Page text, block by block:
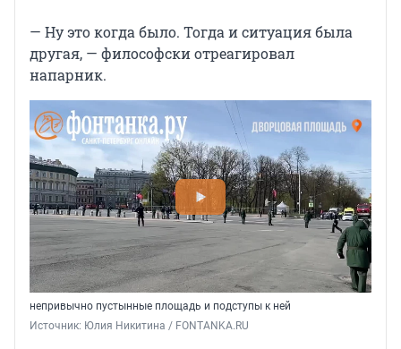
— Ну это когда было. Тогда и ситуация была
другая, — философски отреагировал
напарник.
непривычно пустынные площадь и подступы к ней
Источник: Юлия Никитина / FONTANKA.RU